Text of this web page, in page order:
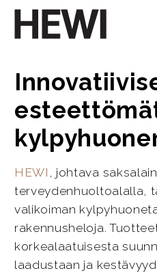
HEWI , johtava
terveydenhuoltoalalla,
valikoiman
rakennusheloja.
korkealaatuisesta
laadustaan ja